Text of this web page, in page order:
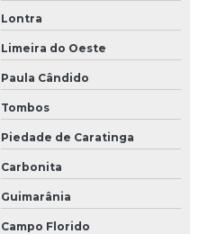
Lontra
Limeira do Oeste
Paula Cândido
Tombos
Piedade de Caratinga
Carbonita
Guimarânia
Campo Florido